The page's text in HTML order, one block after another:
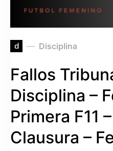
d Disciplina
Fallos
Disciplina –
Primera F11
Clausura –